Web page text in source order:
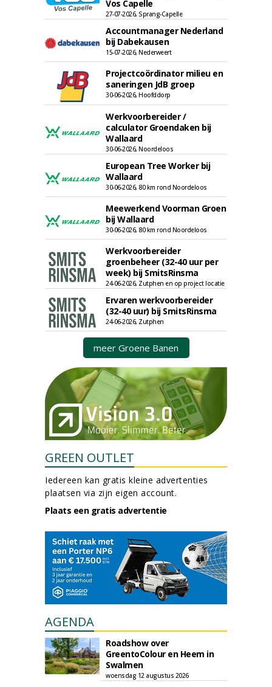
Vos Capelle
27-07-2026, Sprang-Capelle
Accountmanager Nederland
bij Dabekausen
15-07-2026, Nederweert
Projectcoördinator milieu en
saneringen JdB groep
30-06-2026, Hoofddorp
Werkvoorbereider /
calculator Groendaken bij
Wallaard
30-06-2026, Noordeloos
European Tree Worker bij
Wallaard
30-06-2026, 80 km rond Noordeloos
Meewerkend Voorman Groen
bij Wallaard
30-06-2026, 80 km rond Noordeloos
Werkvoorbereider
groenbeheer (32-40 uur per
week) bij SmitsRinsma
24-06-2026, Zutphen en op project locatie
Ervaren werkvoorbereider
(32-40 uur) bij SmitsRinsma
24-06-2026, Zutphen
meer Groene Banen
GREEN OUTLET
Iedereen kan gratis kleine advertenties
plaatsen via zijn eigen account.
Plaats een gratis advertentie
AGENDA
Roadshow over
GreentoColour en Heem in
Swalmen
woensdag 12 augustus 2026